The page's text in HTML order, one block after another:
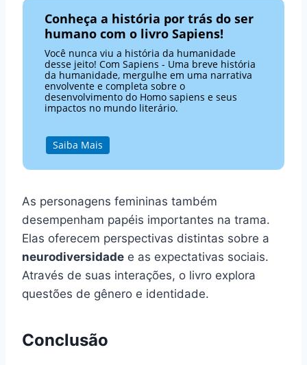
Conheça a história por trás do ser
humano com o livro Sapiens!
Você nunca viu a história da humanidade
desse jeito! Com Sapiens - Uma breve história
da humanidade, mergulhe em uma narrativa
envolvente e completa sobre o
desenvolvimento do Homo sapiens e seus
impactos no mundo literário.
Saiba Mais
As personagens femininas também
desempenham papéis importantes na trama.
Elas oferecem perspectivas distintas sobre a
neurodiversidade e as expectativas sociais.
Através de suas interações, o livro explora
questões de gênero e identidade.
Conclusão